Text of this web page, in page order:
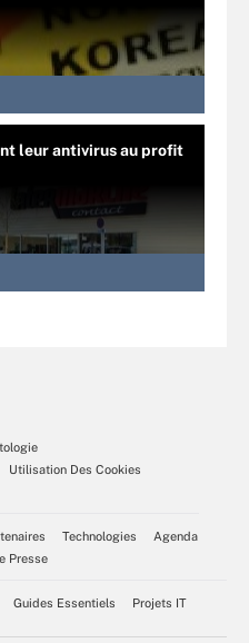
leur antivirus au profit
Utilisation Des Cookies
Technologies
Agenda
Presse
Guides Essentiels Projets IT